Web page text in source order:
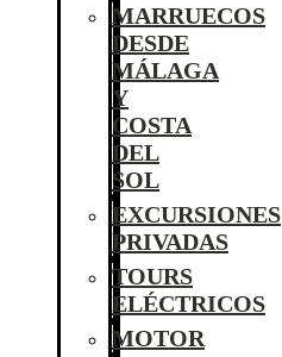
MARRUECOS
DESDE
MÁLAGA
Y
COSTA
DEL
SOL
EXCURSIONES
PRIVADAS
TOURS
ELÉCTRICOS
MOTOR